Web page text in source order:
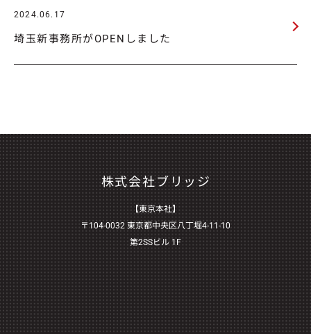
2024.06.17
埼玉新事務所がOPENしました
株式会社ブリッジ
【東京本社】
〒104-0032 東京都中央区八丁堀4-11-10
第2SSビル 1F